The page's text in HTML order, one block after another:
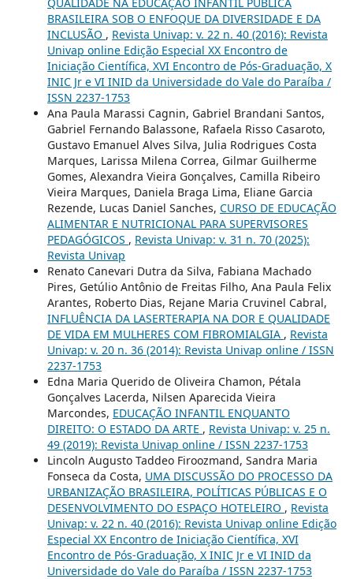
BRASILEIRA SOB O ENFOQUE DA DIVERSIDADE E DA
INCLUSÃO , Revista Univap: v. 22 n. 40 (2016): Revista
Univap online Edição Especial XX Encontro de
Iniciação Científica, XVI Encontro de Pós-Graduação, X
INIC Jr e VI INID da Universidade do Vale do Paraíba /
ISSN 2237-1753
Ana Paula Marassi Cagnin, Gabriel Brandani Santos,
Gabriel Fernando Balassone, Rafaela Risso Casaroto,
Gustavo Emanuel Alves Silva, Julia Rodrigues Costa
Marques, Larissa Milena Correa, Gilmar Guilherme
Gomes, Alexandra Vieira Gonçalves, Camilla Ribeiro
Vieira Marques, Daniela Braga Lima, Eliane Garcia
Rezende, Lucas Daniel Sanches, CURSO DE EDUCAÇÃO
ALIMENTAR E NUTRICIONAL PARA SUPERVISORES
PEDAGÓGICOS , Revista Univap: v. 31 n. 70 (2025):
Revista Univap
Renato Canevari Dutra da Silva, Fabiana Machado
Pires, Getúlio Antônio de Freitas Filho, Ana Paula Felix
Arantes, Roberto Dias, Rejane Maria Cruvinel Cabral,
INFLUÊNCIA DA LASERTERAPIA NA DOR E QUALIDADE
DE VIDA EM MULHERES COM FIBROMIALGIA , Revista
Univap: v. 20 n. 36 (2014): Revista Univap online / ISSN
2237-1753
Edna Maria Querido de Oliveira Chamon, Pétala
Gonçalves Lacerda, Nilsen Aparecida Vieira
Marcondes, EDUCAÇÃO INFANTIL ENQUANTO
DIREITO: O ESTADO DA ARTE , Revista Univap: v. 25 n.
49 (2019): Revista Univap online / ISSN 2237-1753
Lincoln Augusto Taddeo Firoozmand, Sandra Maria
Fonseca da Costa, UMA DISCUSSÃO DO PROCESSO DA
URBANIZAÇÃO BRASILEIRA, POLÍTICAS PÚBLICAS E O
DESENVOLVIMENTO DO ESPAÇO HOTELEIRO , Revista
Univap: v. 22 n. 40 (2016): Revista Univap online Edição
Especial XX Encontro de Iniciação Científica, XVI
Encontro de Pós-Graduação, X INIC Jr e VI INID da
Universidade do Vale do Paraíba / ISSN 2237-1753